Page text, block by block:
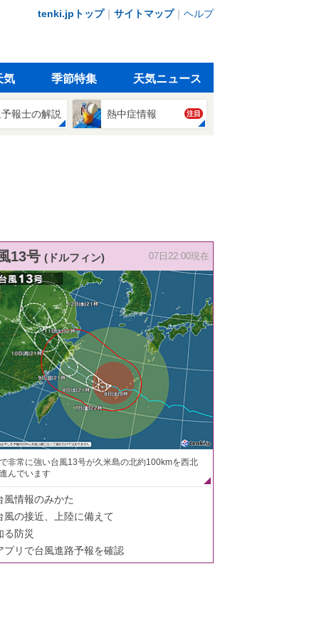
tenki.jpトップ｜ サイトマップ｜ ヘルプ
気 季節特集 天気ニュース
報士の解説 熱中症情報 注目
13号 (ドルフィン) 07日22:00現在
非常に強い台風13号が久米島の北約100kmを西北
んでいます
風情報のみかた
風の接近、上陸に備えて
る防災
プリで台風進路予報を確認